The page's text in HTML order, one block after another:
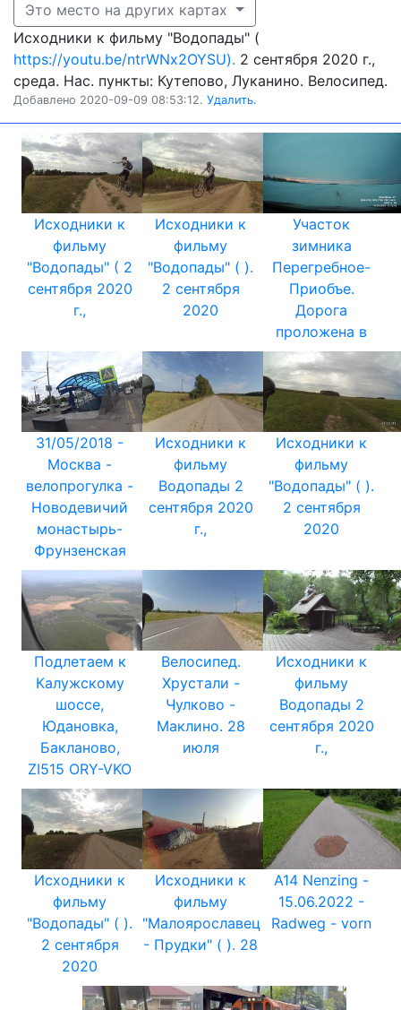
Это место на других картах
Исходники к фильму "Водопады" (
https://youtu.be/ntrWNx2OYSU). 2 сентября 2020 г.,
среда. Нас. пункты: Кутепово, Луканино. Велосипед.
Добавлено 2020-09-09 08:53:12. Удалить.
Исходники к
фильму
"Водопады" ( 2
сентября 2020
г.,
Исходники к
фильму
"Водопады" ( ).
2 сентября
2020
Участок
зимника
Перегребное-
Приобъе.
Дорога
проложена в
31/05/2018 -
Москва -
велопрогулка -
Новодевичий
монастырь-
Фрунзенская
Исходники к
фильму
Водопады 2
сентября 2020
г.,
Исходники к
фильму
"Водопады" ( ).
2 сентября
2020
Подлетаем к
Калужскому
шоссе,
Юдановка,
Бакланово,
ZI515 ORY-VKO
Велосипед.
Хрустали -
Чулково -
Маклино. 28
июля
Исходники к
фильму
Водопады 2
сентября 2020
г.,
Исходники к
фильму
"Водопады" ( ).
2 сентября
2020
Исходники к
фильму
"Малоярославец
- Прудки" ( ). 28
A14 Nenzing -
15.06.2022 -
Radweg - vorn